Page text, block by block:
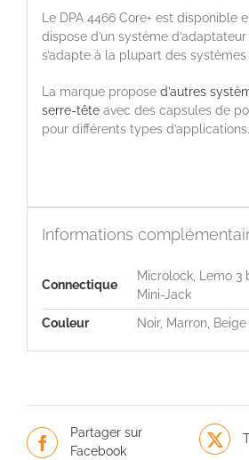
Le DPA 4466 Core+ est disponible
dispose d’un système
s’adapte à la plupart des systèmes
La marque propose d’autres
serre-têteavec des capsules de
pour différents types d’applications.
Informations
Connectique
Microlock, Lemo 3
Mini-Jack
Couleur
Noir, Marron, Beige
Partager sur
Facebook